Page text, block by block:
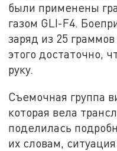
были применены
газом GLI-F4.
заряд из 25
этого достаточно,
руку.
Съемочная группа
которая вела
поделилась
их словам,